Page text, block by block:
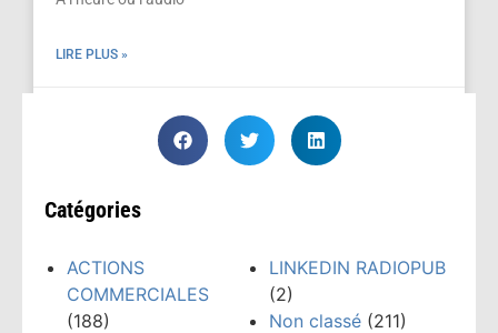
LIRE PLUS »
Catégories
ACTIONS
COMMERCIALES
(188)
LINKEDIN RADIOPUB
(2)
Non classé (211)